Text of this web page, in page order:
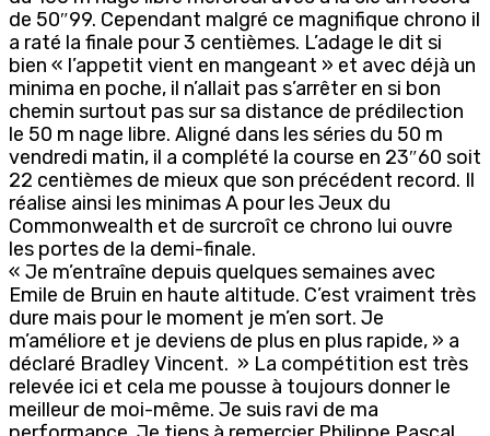
de 50″99. Cependant malgré ce magnifique chrono il
a raté la finale pour 3 centièmes. L’adage le dit si
bien « l’appetit vient en mangeant » et avec déjà un
minima en poche, il n’allait pas s’arrêter en si bon
chemin surtout pas sur sa distance de prédilection
le 50 m nage libre. Aligné dans les séries du 50 m
vendredi matin, il a complété la course en 23″60 soit
22 centièmes de mieux que son précédent record. Il
réalise ainsi les minimas A pour les Jeux du
Commonwealth et de surcroît ce chrono lui ouvre
les portes de la demi-finale.
« Je m’entraîne depuis quelques semaines avec
Emile de Bruin en haute altitude. C’est vraiment très
dure mais pour le moment je m’en sort. Je
m’améliore et je deviens de plus en plus rapide, » a
déclaré Bradley Vincent. » La compétition est très
relevée ici et cela me pousse à toujours donner le
meilleur de moi-même. Je suis ravi de ma